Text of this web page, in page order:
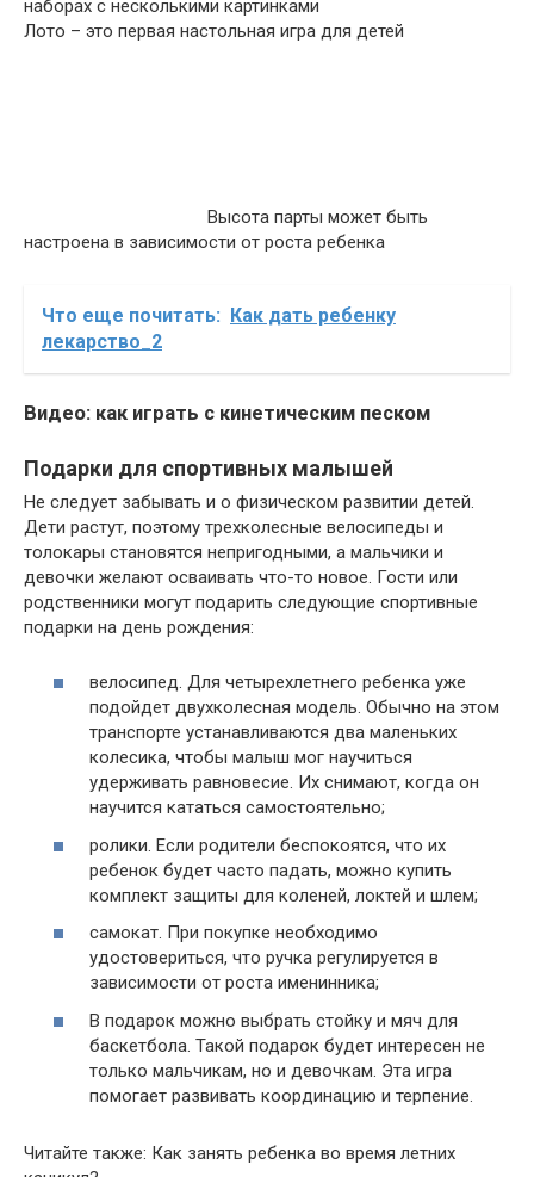
наборах с несколькими картинками
Лото – это первая настольная игра для детей
Высота парты может быть
настроена в зависимости от роста ребенка
Что еще почитать: Как дать ребенку
лекарство_2
Видео: как играть с кинетическим песком
Подарки для спортивных малышей
Не следует забывать и о физическом развитии детей.
Дети растут, поэтому трехколесные велосипеды и
толокары становятся непригодными, а мальчики и
девочки желают осваивать что-то новое. Гости или
родственники могут подарить следующие спортивные
подарки на день рождения:
велосипед. Для четырехлетнего ребенка уже
подойдет двухколесная модель. Обычно на этом
транспорте устанавливаются два маленьких
колесика, чтобы малыш мог научиться
удерживать равновесие. Их снимают, когда он
научится кататься самостоятельно;
ролики. Если родители беспокоятся, что их
ребенок будет часто падать, можно купить
комплект защиты для коленей, локтей и шлем;
самокат. При покупке необходимо
удостовериться, что ручка регулируется в
зависимости от роста именинника;
В подарок можно выбрать стойку и мяч для
баскетбола. Такой подарок будет интересен не
только мальчикам, но и девочкам. Эта игра
помогает развивать координацию и терпение.
Читайте также: Как занять ребенка во время летних